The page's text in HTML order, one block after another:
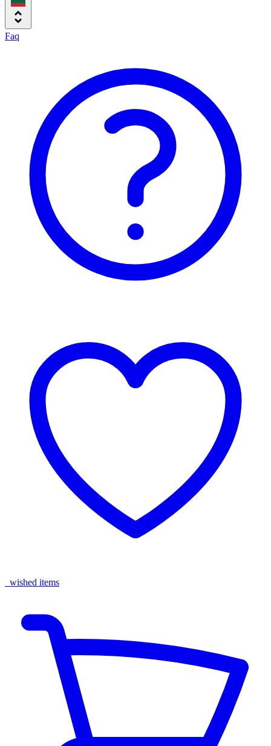
Faq
wished items